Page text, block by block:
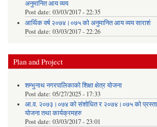
अनुमानित आय व्यय
Post date: 03/03/2017 - 22:35
आर्थिक वर्ष २०७४।०७५ को अनुमानित आय व्यय साराशं
Post date: 03/03/2017 - 22:26
Plan and Project
शम्भुनाथ नगरपालिकाको शिक्षा क्षेत्र योजना
Post date: 05/27/2025 - 17:33
आ.व. २०७३।०७४ को संशोधित र २०७४।०७५ को
योजना तथा कार्यक्रमहरु
Post date: 03/03/2017 - 23:01